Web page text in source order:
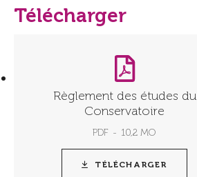
Télécharger
Règlement des études du
Conservatoire
PDF 10,2 MO
TÉLÉCHARGER